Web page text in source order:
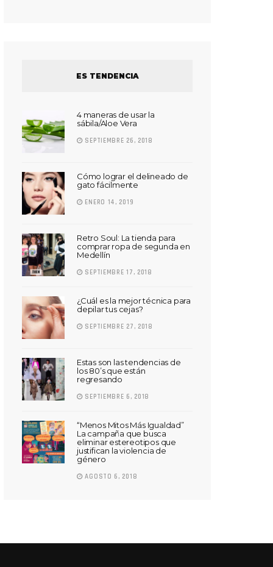
ES TENDENCIA
4 maneras de usar la
sábila/Aloe Vera
SEPTIEMBRE 26, 2018
Cómo lograr el delineado de
gato fácilmente
ENERO 14, 2019
Retro Soul: La tienda para
comprar ropa de segunda en
Medellín
SEPTIEMBRE 17, 2018
¿Cuál es la mejor técnica para
depilar tus cejas?
SEPTIEMBRE 27, 2018
Estas son las tendencias de
los 80’s que están
regresando
SEPTIEMBRE 6, 2018
“Menos Mitos Más Igualdad”
La campaña que busca
eliminar estereotipos que
justifican la violencia de
género
AGOSTO 6, 2018